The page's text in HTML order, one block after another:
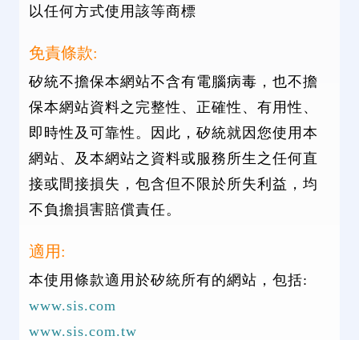
以任何方式使用該等商標
免責條款:
矽統不擔保本網站不含有電腦病毒，也不擔
保本網站資料之完整性、正確性、有用性、
即時性及可靠性。因此，矽統就因您使用本
網站、及本網站之資料或服務所生之任何直
接或間接損失，包含但不限於所失利益，均
不負擔損害賠償責任。
適用:
本使用條款適用於矽統所有的網站，包括:
www.sis.com
www.sis.com.tw